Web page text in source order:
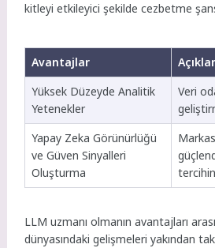
kitleyi etkileyici şekilde cezbetme
Avantajlar
Yüksek Düzeyde Analitik
Yetenekler
Veri
Yapay Zeka Görünürlüğü
ve Güven Sinyalleri
Oluşturma
LLM uzmanı olmanın avantajları
dünyasındaki gelişmeleri yakından